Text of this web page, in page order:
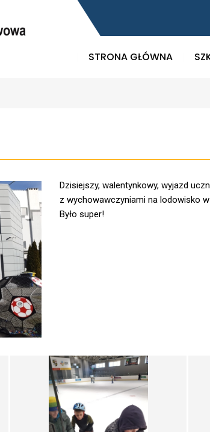
STRONA GŁÓWNA
Dzisiejszy, walentynkowy, wyjazd
z wychowawczyniami na lodowisko w
Było super!